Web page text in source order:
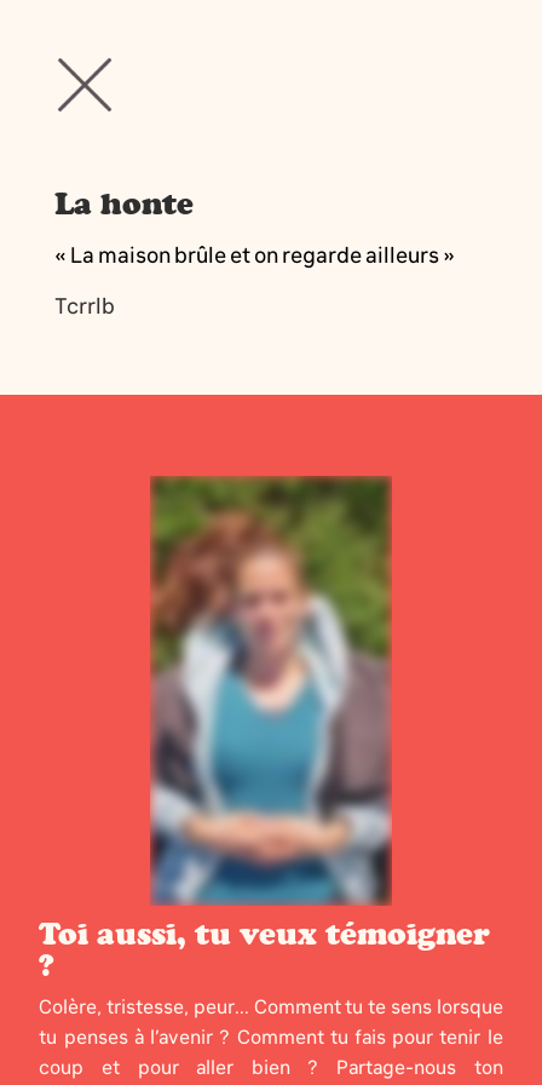
La honte
« La maison brûle et on regarde ailleurs »
Tcrrlb
Toi aussi, tu veux témoigner
?
Colère, tristesse, peur... Comment tu te sens lorsque
tu penses à l’avenir ? Comment tu fais pour tenir le
coup et pour aller bien ? Partage-nous ton